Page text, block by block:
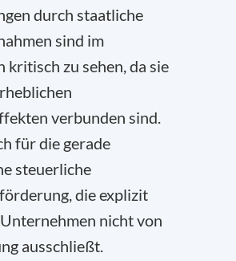
durch staatliche
sind im
kritisch zu sehen, da sie
verbunden sind.
für die gerade
steuerliche
die explizit
nicht von
ausschließt.